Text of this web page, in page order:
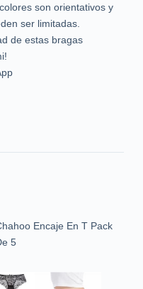
son orientativos y
ser limitadas.
de estas bragas
Encaje En T Pack
5